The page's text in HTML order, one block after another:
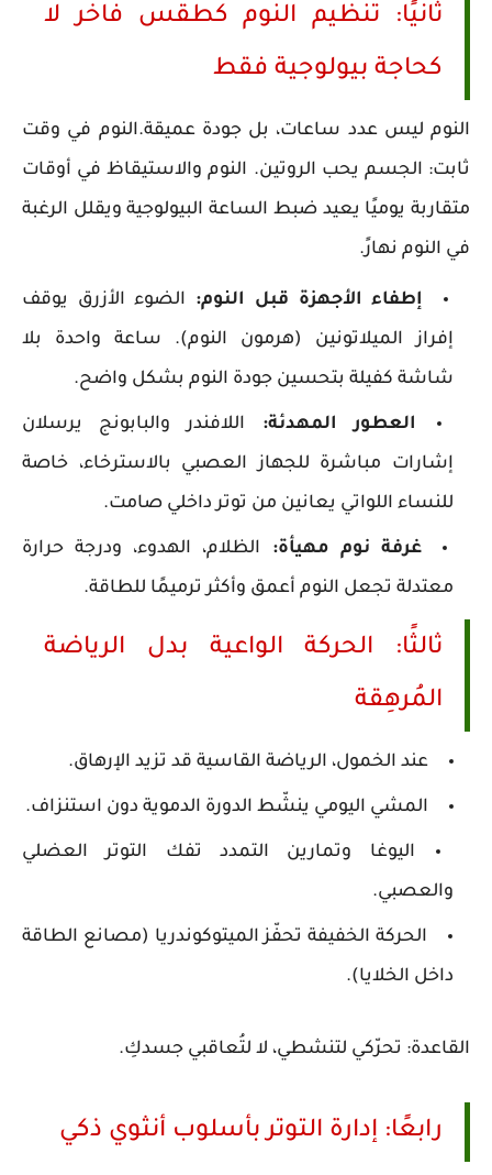
ثانيًا: تنظيم النوم كطقس فاخر لا
كحاجة بيولوجية فقط
النوم ليس عدد ساعات، بل جودة عميقة.النوم في وقت
ثابت: الجسم يحب الروتين. النوم والاستيقاظ في أوقات
متقاربة يوميًا يعيد ضبط الساعة البيولوجية ويقلل الرغبة
في النوم نهارً.
إطفاء الأجهزة قبل النوم: الضوء الأزرق يوقف
إفراز الميلاتونين (هرمون النوم). ساعة واحدة بلا
شاشة كفيلة بتحسين جودة النوم بشكل واضح.
العطور المهدئة: اللافندر والبابونج يرسلان
إشارات مباشرة للجهاز العصبي بالاسترخاء، خاصة
للنساء اللواتي يعانين من توتر داخلي صامت.
غرفة نوم مهيأة: الظلام، الهدوء، ودرجة حرارة
معتدلة تجعل النوم أعمق وأكثر ترميمًا للطاقة.
ثالثًا: الحركة الواعية بدل الرياضة
المُرهِقة
عند الخمول، الرياضة القاسية قد تزيد الإرهاق.
المشي اليومي ينشّط الدورة الدموية دون استنزاف.
اليوغا وتمارين التمدد تفك التوتر العضلي
والعصبي.
الحركة الخفيفة تحفّز الميتوكوندريا (مصانع الطاقة
داخل الخلايا).
القاعدة: تحرّكي لتنشطي، لا لتُعاقبي جسدكِ.
رابعًا: إدارة التوتر بأسلوب أنثوي ذكي